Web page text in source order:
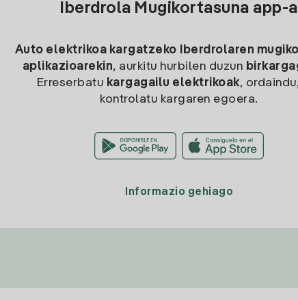
Iberdrola Mugikortasuna app-a
Auto elektrikoa kargatzeko
Iberdrolaren
aplikazioarekin, aurkitu hurbilen duzun
Erreserbatu kargagailu elektrikoak,
kontrolatu kargaren egoera.
Informazio gehiago